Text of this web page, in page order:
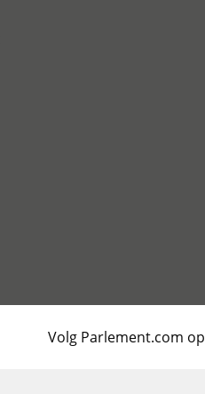
Volg Parlement.com op